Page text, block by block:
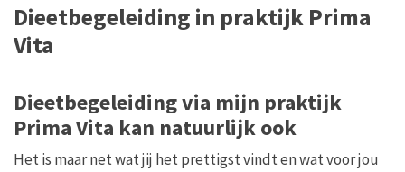
Dieetbegeleiding in praktijk Prima
Vita
Dieetbegeleiding via mijn praktijk
Prima Vita kan natuurlijk ook
Het is maar net wat jij het prettigst vindt en wat voor jou